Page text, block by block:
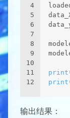
4
5
6
7
8
9
10
11
12
print
print
输出结果：